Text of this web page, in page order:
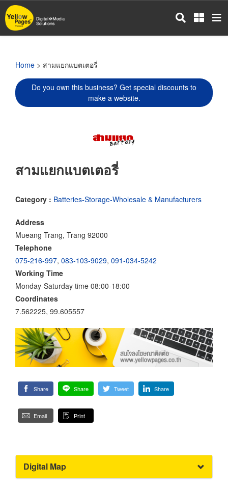
Skip
to
main
Home > สามแยกแบตเตอรี่
Do you own this business? Get special discounts to
make a website.
สามแยกแบตเตอรี่
Category : Batteries-Storage-Wholesale & Manufacturers
Address
Mueang Trang, Trang 92000
Telephone
075-216-997, 083-103-9029, 091-034-5242
Working Time
Monday-Saturday time 08:00-18:00
Coordinates
7.562225, 99.605557
Share Share Tweet Share
Email Print
Digital Map